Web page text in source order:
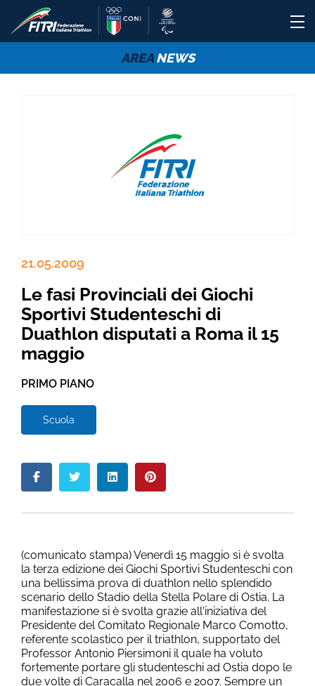
AREANEWS
21.05.2009
Le fasi Provinciali dei Giochi
Sportivi Studenteschi di
Duathlon disputati a Roma il 15
maggio
PRIMO PIANO
Scuola
(comunicato stampa) Venerdì 15 maggio si è svolta
la terza edizione dei Giochi Sportivi Studenteschi con
una bellissima prova di duathlon nello splendido
scenario dello Stadio della Stella Polare di Ostia. La
manifestazione si è svolta grazie all'iniziativa del
Presidente del Comitato Regionale Marco Comotto,
referente scolastico per il triathlon, supportato del
Professor Antonio Piersimoni il quale ha voluto
fortemente portare gli studenteschi ad Ostia dopo le
due volte di Caracalla nel 2006 e 2007. Sempre un